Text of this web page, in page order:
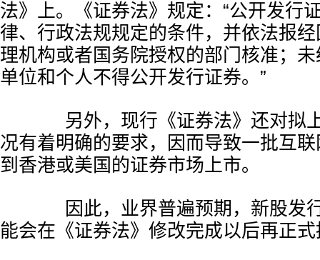
法》上。《证券法》规定：“公开发行
律、行政法规规定的条件，并依法报
理机构或者国务院授权的部门核准；
单位和个人不得公开发行证券。”
另外，现行《证券法》还对拟
况有着明确的要求，因而导致一批互
到香港或美国的证券市场上市。
因此，业界普遍预期，新股发
能会在《证券法》修改完成以后再正